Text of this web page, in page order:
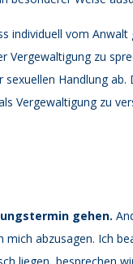
individuell vom
Vergewaltigung zu
Handlung ab.
Vergewaltigung zu
gehen.
abzusagen. Ich